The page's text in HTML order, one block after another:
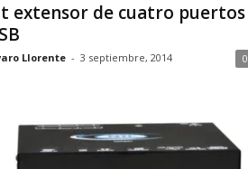
extensor de cuatro puertos
Llorente - 3 septiembre, 2014 0